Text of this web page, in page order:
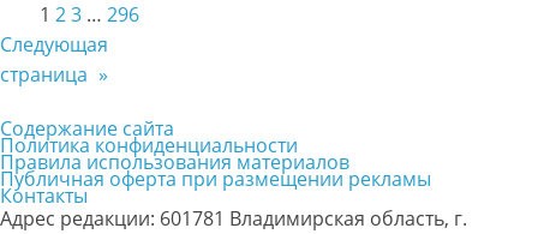
1 23 … 296
Следующая
страница »
Содержание сайта
Политика конфиденциальности
Правила использования материалов
Публичная оферта при размещении рекламы
Контакты
Адрес редакции: 601781 Владимирская область, г.